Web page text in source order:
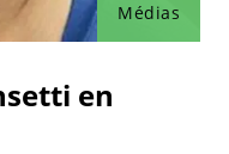
Médias
en